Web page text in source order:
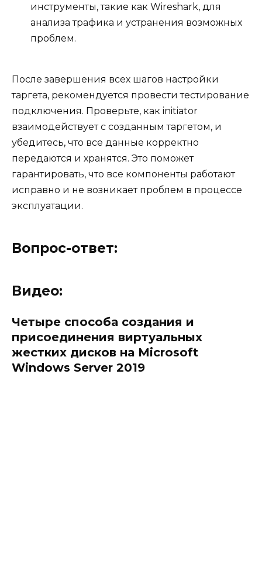
инструменты, такие как Wireshark, для
анализа трафика и устранения возможных
проблем.
После завершения всех шагов настройки
таргета, рекомендуется провести тестирование
подключения. Проверьте, как initiator
взаимодействует с созданным таргетом, и
убедитесь, что все данные корректно
передаются и хранятся. Это поможет
гарантировать, что все компоненты работают
исправно и не возникает проблем в процессе
эксплуатации.
Вопрос-ответ:
Видео:
Четыре способа создания и
присоединения виртуальных
жестких дисков на Microsoft
Windows Server 2019